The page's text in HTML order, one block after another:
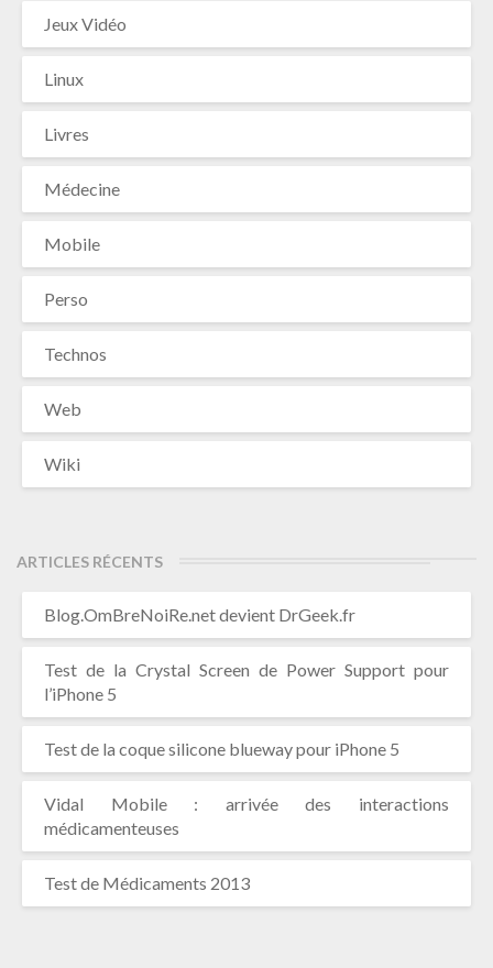
Jeux Vidéo
Linux
Livres
Médecine
Mobile
Perso
Technos
Web
Wiki
ARTICLES RÉCENTS
Blog.OmBreNoiRe.net devient DrGeek.fr
Test de la Crystal Screen de Power Support pour
l’iPhone 5
Test de la coque silicone blueway pour iPhone 5
Vidal Mobile : arrivée des interactions
médicamenteuses
Test de Médicaments 2013